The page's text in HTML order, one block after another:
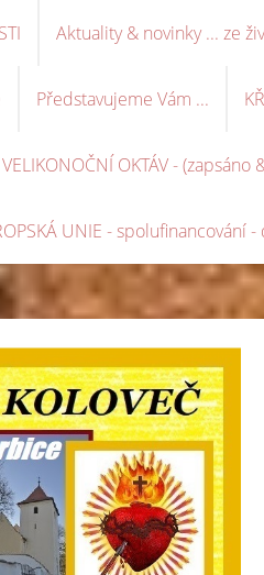
Aktuality & novinky ... ze
Představujeme Vám ...
OKTÁV - (zapsáno
UNIE - spolufinancování